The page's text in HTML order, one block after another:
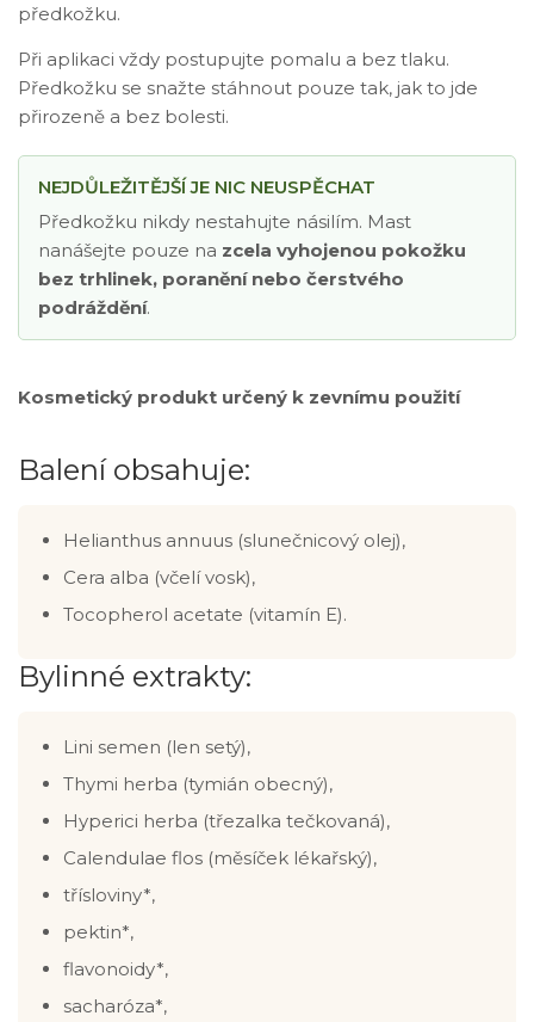
předkožku.
Při aplikaci vždy postupujte pomalu a bez tlaku.
Předkožku se snažte stáhnout pouze tak, jak to jde
přirozeně a bez bolesti.
NEJDŮLEŽITĚJŠÍ JE NIC NEUSPĚCHAT
Předkožku nikdy nestahujte násilím. Mast
nanášejte pouze na zcela vyhojenou pokožku
bez trhlinek, poranění nebo čerstvého
podráždění.
Kosmetický produkt určený k zevnímu použití
Balení obsahuje:
Helianthus annuus (slunečnicový olej),
Cera alba (včelí vosk),
Tocopherol acetate (vitamín E).
Bylinné extrakty:
Lini semen (len setý),
Thymi herba (tymián obecný),
Hyperici herba (třezalka tečkovaná),
Calendulae flos (měsíček lékařský),
třísloviny*,
pektin*,
flavonoidy*,
sacharóza*,